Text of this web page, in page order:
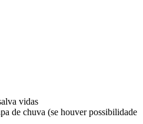
vidas
de chuva (se houver possibilidade